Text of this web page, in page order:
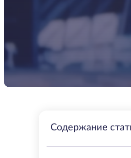
Содержание